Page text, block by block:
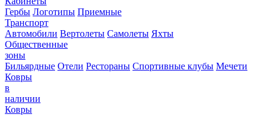
Гербы Логотипы Приемные
Транспорт
Автомобили Вертолеты Самолеты Яхты
Общественные
зоны
Бильярдные Отели Рестораны Спортивные клубы Мечети
Ковры
в
наличии
Ковры